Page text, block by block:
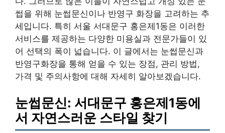
썹을 위해 눈썹문신이나 반영구 화장을 고려하는 추
세입니다. 특히 서울 서대문구 홍은제1동은 이러한
서비스를 제공하는 다양한 미용실과 전문가들이 있
어 선택의 폭이 넓습니다. 이 글에서는 눈썹문신과
반영구화장을 통해 얻을 수 있는 장점, 관리 방법,
가격 및 주의사항에 대해 자세히 알아보겠습니다.
눈썹문신: 서대문구 홍은제1동에
서 자연스러운 스타일 찾기